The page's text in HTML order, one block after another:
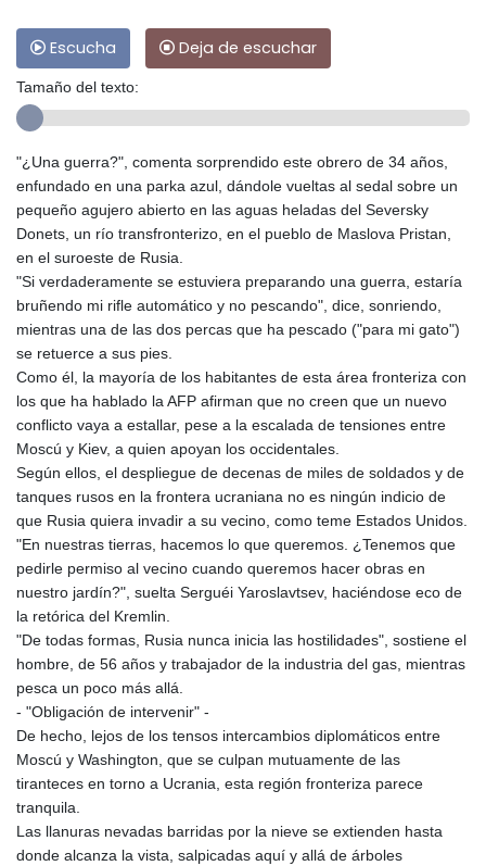
Escucha Deja de escuchar
Tamaño del texto:
"¿Una guerra?", comenta sorprendido este obrero de 34 años,
enfundado en una parka azul, dándole vueltas al sedal sobre un
pequeño agujero abierto en las aguas heladas del Seversky
Donets, un río transfronterizo, en el pueblo de Maslova Pristan,
en el suroeste de Rusia.
"Si verdaderamente se estuviera preparando una guerra, estaría
bruñendo mi rifle automático y no pescando", dice, sonriendo,
mientras una de las dos percas que ha pescado ("para mi gato")
se retuerce a sus pies.
Como él, la mayoría de los habitantes de esta área fronteriza con
los que ha hablado la AFP afirman que no creen que un nuevo
conflicto vaya a estallar, pese a la escalada de tensiones entre
Moscú y Kiev, a quien apoyan los occidentales.
Según ellos, el despliegue de decenas de miles de soldados y de
tanques rusos en la frontera ucraniana no es ningún indicio de
que Rusia quiera invadir a su vecino, como teme Estados Unidos.
"En nuestras tierras, hacemos lo que queremos. ¿Tenemos que
pedirle permiso al vecino cuando queremos hacer obras en
nuestro jardín?", suelta Serguéi Yaroslavtsev, haciéndose eco de
la retórica del Kremlin.
"De todas formas, Rusia nunca inicia las hostilidades", sostiene el
hombre, de 56 años y trabajador de la industria del gas, mientras
pesca un poco más allá.
- "Obligación de intervenir" -
De hecho, lejos de los tensos intercambios diplomáticos entre
Moscú y Washington, que se culpan mutuamente de las
tiranteces en torno a Ucrania, esta región fronteriza parece
tranquila.
Las llanuras nevadas barridas por la nieve se extienden hasta
donde alcanza la vista, salpicadas aquí y allá de árboles